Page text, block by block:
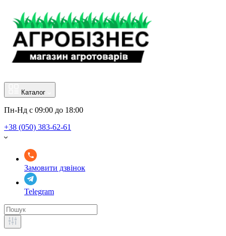
Каталог
Пн-Нд с 09:00 до 18:00
+38 (050) 383-62-61
Замовити дзвінок
Telegram